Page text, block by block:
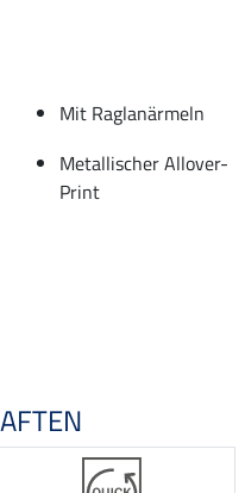
Mit Raglanärmeln
Metallischer Allover-
Print